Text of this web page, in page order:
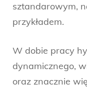
sztandarowym,
przykładem.
W dobie pracy
dynamicznego,
oraz znacznie